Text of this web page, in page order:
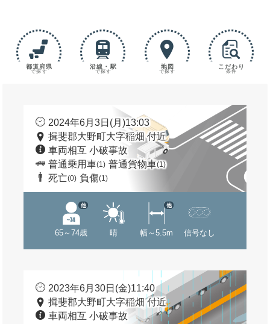
都道府県
で探す
沿線・駅
で探す
地図
で探す
こだわり
条件
2024年6月3日(月)13:03
揖斐郡大野町大字稲畑 付近
車両相互 小破事故
普通乗用車(1) 普通貨物車(1)
死亡(0) 負傷(1)
65～74歳
他
晴 幅～5.5m
他
信号なし
2023年6月30日(金)11:40
揖斐郡大野町大字稲畑 付近
車両相互 小破事故